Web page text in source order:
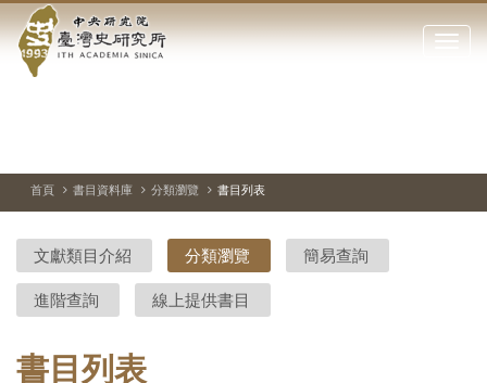
到中
央
院-
臺
灣
史
研
點
閉
站
停、
圖
圖
結
首頁 書目資料庫 分類瀏覽 書目列表
文獻類目介紹 分類瀏覽 簡易查詢
進階查詢 線上提供書目
書目列表